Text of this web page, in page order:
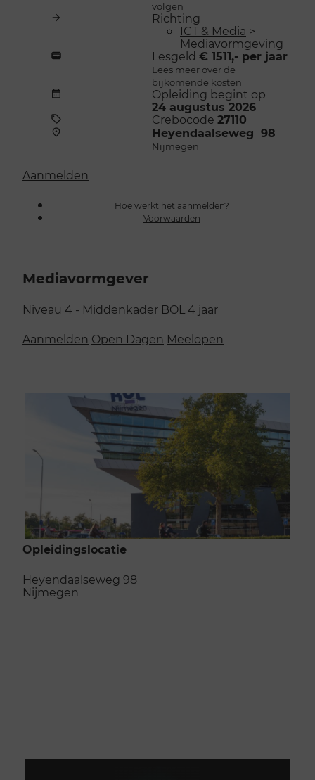
volgen
Richting
ICT & Media >
Mediavormgeving
Lesgeld € 1511,- per jaar
Lees meer over de
bijkomende kosten
Opleiding begint op
24 augustus 2026
Crebocode 27110
Heyendaalseweg 98
Nijmegen
Aanmelden
Hoe werkt het aanmelden?
Voorwaarden
Mediavormgever
Niveau 4 - Middenkader BOL 4 jaar
Aanmelden Open Dagen Meelopen
Opleidingslocatie
Heyendaalseweg 98
Nijmegen